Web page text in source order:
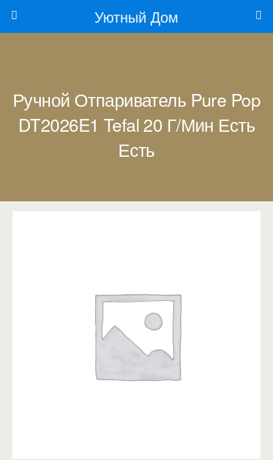
Уютный Дом
Ручной Отпариватель Pure Pop
DT2026E1 Tefal 20 Г/мин Есть
Есть